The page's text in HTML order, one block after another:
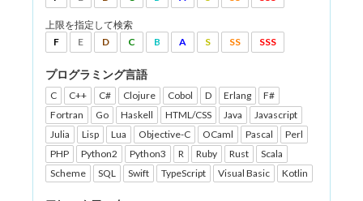
上限を指定して検索
F
E D C B A S SS SSS
プログラミング言語
C C++ C# Clojure Cobol D Erlang
F#
Fortran
Go Haskell HTML/CSS Java
Javascript
Julia
Lisp Lua Objective-C OCaml Pascal
Perl
PHP
Python2 Python3 R Ruby Rust
Scala
Scheme
SQL Swift TypeScript Visual Basic Kotlin